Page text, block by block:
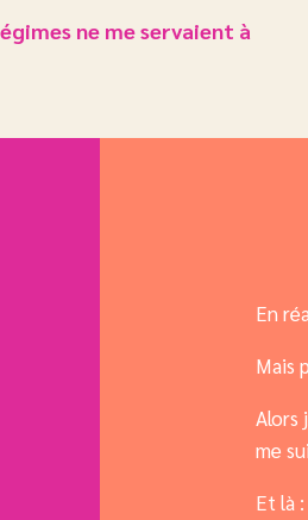
ne me servaient à
En
Mais
Alors
me
Et là